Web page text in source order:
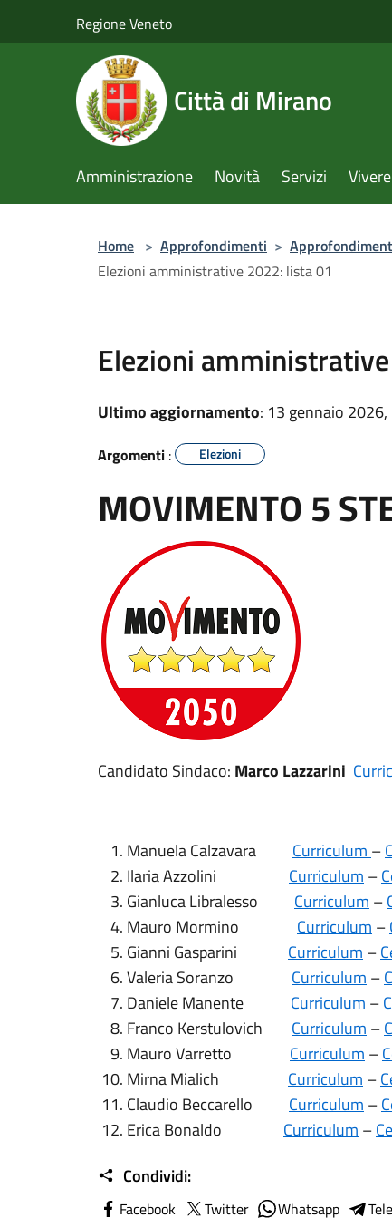
Regione Veneto
Città di Mirano
Amministrazione Novità Servizi
Home > Approfondimenti >
Elezioni amministrative 2022: lista 01
Elezioni
Ultimo aggiornamento: 13 gennaio
Argomenti : Elezioni
MOVIMENTO 5
Candidato Sindaco: Marco Lazzarini Curric
Manuela Calzavara Curriculum –
Ilaria Azzolini Curriculum –
Gianluca Libralesso Curriculum –
Mauro Mormino Curriculum –
Gianni Gasparini Curriculum –
Valeria Soranzo Curriculum –
Daniele Manente Curriculum –
Franco Kerstulovich Curriculum –
Mauro Varretto Curriculum –
Mirna Mialich Curriculum –
Claudio Beccarello Curriculum –
Erica Bonaldo Curriculum –
Condividi:
Facebook Twitter Whatsapp